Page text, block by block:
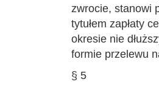
zwrocie, stanowi
tytułem zapłaty
okresie nie
formie przelewu
§ 5